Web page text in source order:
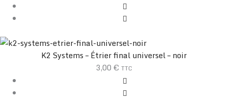
K2 Systems – Étrier final universel – noir
3,00 € TTC